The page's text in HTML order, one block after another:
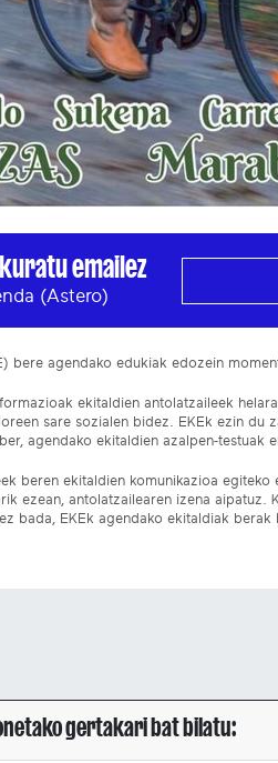
emailez
(Astero)
bere agendako edukiak edozein
ekitaldien antolatzaileek
sare sozialen bidez. EKEk ezin
agendako ekitaldien azalpen-
beren ekitaldien komunikazioa
ezean, antolatzailearen izena aipatuz.
bada, EKEk agendako ekitaldiak
gertakari bat bilatu: